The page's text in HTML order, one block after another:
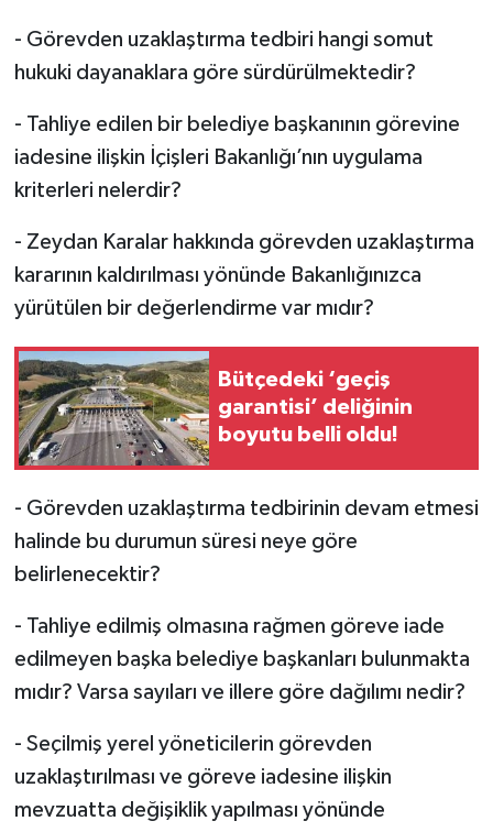
- Görevden uzaklaştırma tedbiri hangi somut
hukuki dayanaklara göre sürdürülmektedir?
- Tahliye edilen bir belediye başkanının görevine
iadesine ilişkin İçişleri Bakanlığı’nın uygulama
kriterleri nelerdir?
- Zeydan Karalar hakkında görevden uzaklaştırma
kararının kaldırılması yönünde Bakanlığınızca
yürütülen bir değerlendirme var mıdır?
Bütçedeki ‘geçiş
garantisi’ deliğinin
boyutu belli oldu!
- Görevden uzaklaştırma tedbirinin devam etmesi
halinde bu durumun süresi neye göre
belirlenecektir?
- Tahliye edilmiş olmasına rağmen göreve iade
edilmeyen başka belediye başkanları bulunmakta
mıdır? Varsa sayıları ve illere göre dağılımı nedir?
- Seçilmiş yerel yöneticilerin görevden
uzaklaştırılması ve göreve iadesine ilişkin
mevzuatta değişiklik yapılması yönünde